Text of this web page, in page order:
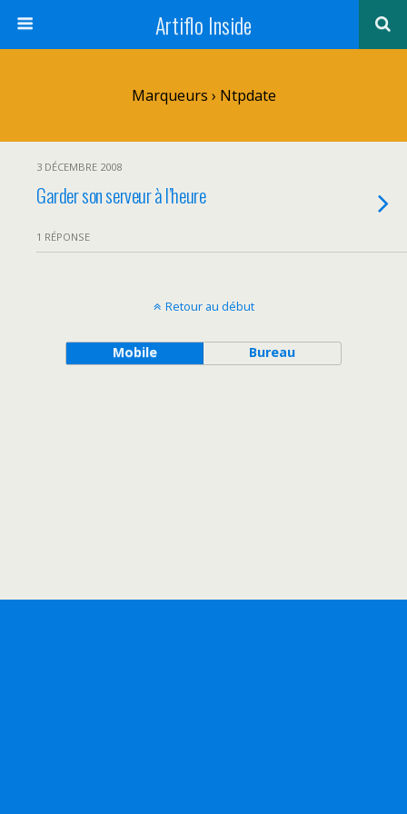
Artiflo Inside
Marqueurs › Ntpdate
3 DÉCEMBRE 2008
Garder son serveur à l’heure
1 RÉPONSE
Retour au début
Mobile Bureau